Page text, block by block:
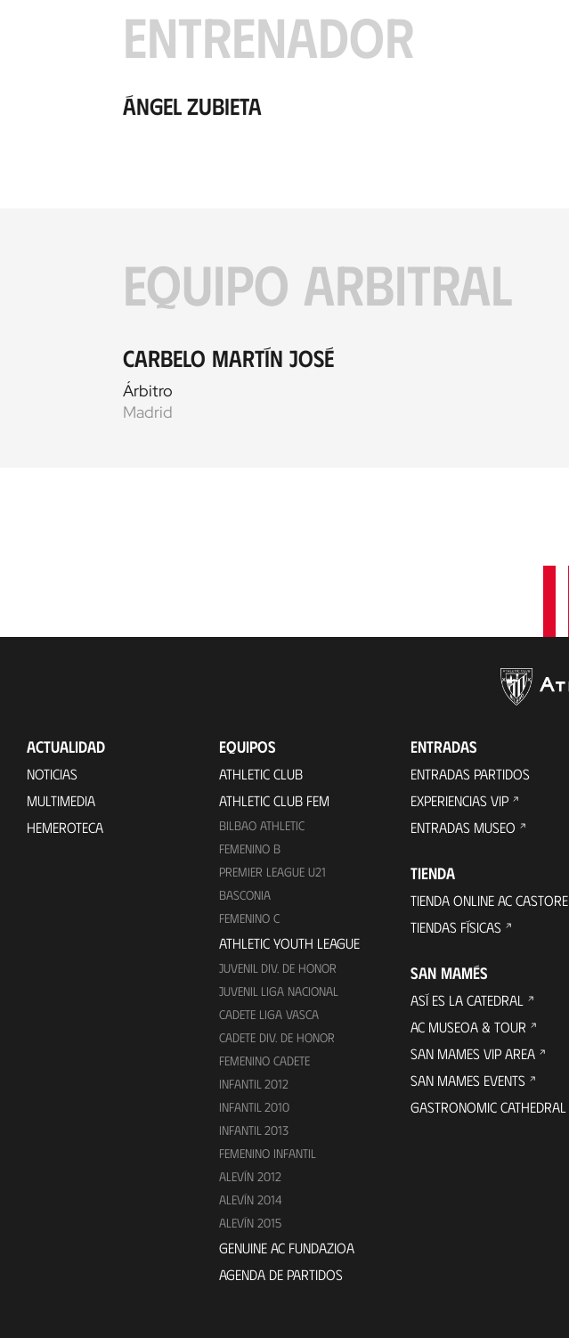
ENTRENADOR
Ángel Zubieta
EQUIPO ARBITRAL
Carbelo Martín José
Árbitro
Madrid
ACTUALIDAD
NOTICIAS
MULTIMEDIA
HEMEROTECA
EQUIPOS
ATHLETIC CLUB
ATHLETIC CLUB FEM
BILBAO ATHLETIC
FEMENINO B
PREMIER LEAGUE U21
BASCONIA
FEMENINO C
ATHLETIC YOUTH LEAGUE
JUVENIL DIV. DE HONOR
JUVENIL LIGA NACIONAL
CADETE LIGA VASCA
CADETE DIV. DE HONOR
FEMENINO CADETE
INFANTIL 2012
INFANTIL 2010
INFANTIL 2013
FEMENINO INFANTIL
ALEVÍN 2012
ALEVÍN 2014
ALEVÍN 2015
GENUINE AC FUNDAZIOA
AGENDA DE PARTIDOS
ENTRADAS
ENTRADAS PARTIDOS
EXPERIENCIAS VIP
ENTRADAS MUSEO
TIENDA
TIENDA ONLINE AC CASTORE
TIENDAS FÍSICAS
SAN MAMÉS
ASÍ ES LA CATEDRAL
AC MUSEOA & TOUR
SAN MAMES VIP AREA
SAN MAMES EVENTS
GASTRONOMIC CATHEDRAL